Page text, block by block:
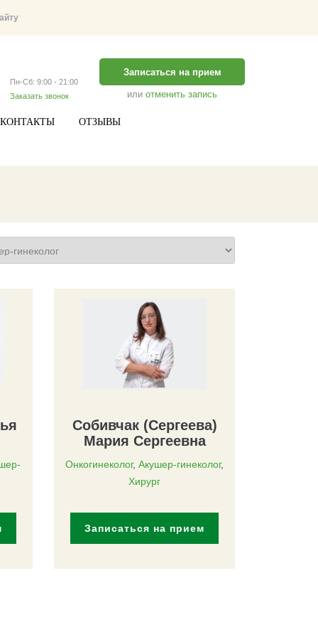
Пн-Сб: 9:00 - 21:00
Заказать звонок
Записаться на прием
или отменить запись
КОНТАКТЫ ОТЗЫВЫ
Собивчак (Сергеева)
Мария Сергеевна
Онкогинеколог, Акушер-гинеколог,
Хирург
Записаться на прием